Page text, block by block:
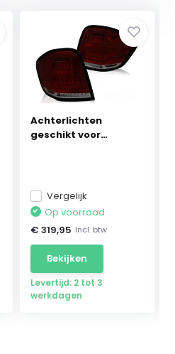
Achterlichten
geschikt voor
Vergelijk
Op voorraad
€ 319,95 Incl. btw
Bekijken
Levertijd: 2 tot 3
werkdagen